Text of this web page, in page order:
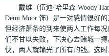
戴维（伍迪·哈里森 Woody
Demi Moor 饰）是一对感情很好
但经济萧条的到来使两人工作每
们不甘以失败，下决心去赌城一
快，两人就输光了所有的钱。这